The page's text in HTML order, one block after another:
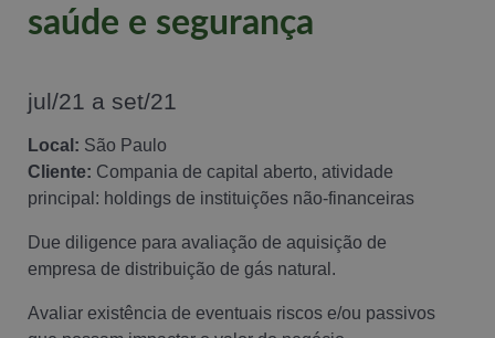
saúde e segurança
jul/21 a set/21
Local: São Paulo
Cliente: Compania de capital aberto, atividade
principal: holdings de instituições não-financeiras
Due diligence para avaliação de aquisição de
empresa de distribuição de gás natural.
Avaliar existência de eventuais riscos e/ou passivos